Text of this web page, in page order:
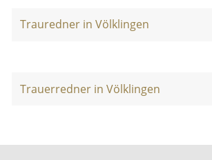
Trauredner in Völklingen
Trauerredner in Völklingen